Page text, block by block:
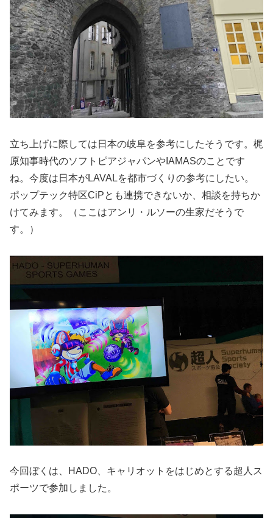
立ち上げに際しては日本の岐阜を参考にしたそうです。梶
原知事時代のソフトピアジャパンやIAMASのことです
ね。今度は日本がLAVALを都市づくりの参考にしたい。
ポップテック特区CiPとも連携できないか、相談を持ちか
けてみます。（ここはアンリ・ルソーの生家だそうで
す。）
今回ぼくは、HADO、キャリオットをはじめとする超人ス
ポーツで参加しました。